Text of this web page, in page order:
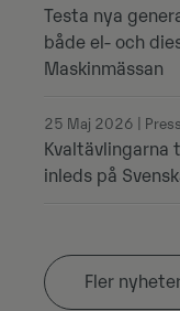
Testa nya
både el- och
Maskinmässan
25 Maj 2026 |
Kvaltävlingarna
inleds på
Fler